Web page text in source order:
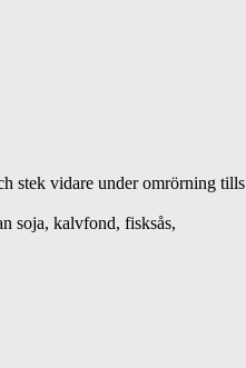
stek vidare under omrörning tills
soja, kalvfond, fisksås,